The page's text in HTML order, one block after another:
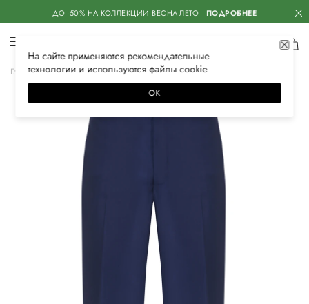
ДО -50% НА КОЛЛЕКЦИИ ВЕСНА-ЛЕТО ПОДРОБНЕЕ
Главная Мужская Одежда Брюки Классические
На сайте применяются рекомендательные
технологии и используются файлысооkiе
ОК